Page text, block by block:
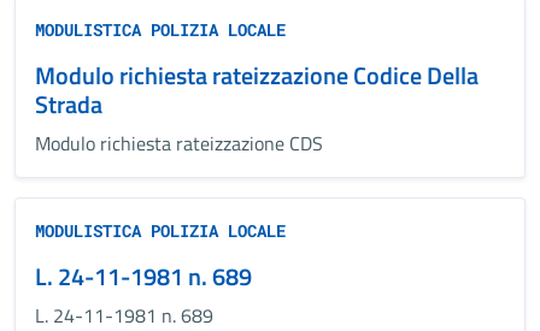
MODULISTICA POLIZIA LOCALE
Modulo richiesta rateizzazione Codice Della
Strada
Modulo richiesta rateizzazione CDS
MODULISTICA POLIZIA LOCALE
L. 24-11-1981 n. 689
L. 24-11-1981 n. 689